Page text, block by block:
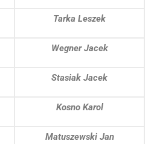
Tarka Leszek
Wegner Jacek
Stasiak Jacek
Kosno Karol
Matuszewski Jan